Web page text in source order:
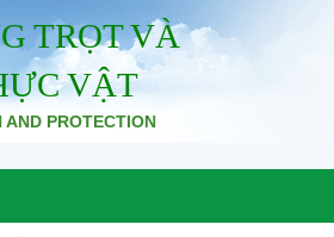
TRỌT VÀ
VẬT
AND PROTECTION